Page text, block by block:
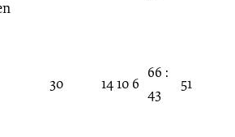
30
1410 6
66 :
43
51